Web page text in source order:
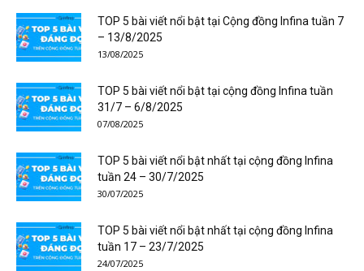
TOP 5 bài viết nổi bật tại Cộng đồng Infina tuần 7
– 13/8/2025
13/08/2025
TOP 5 bài viết nổi bật tại cộng đồng Infina tuần
31/7 – 6/8/2025
07/08/2025
TOP 5 bài viết nổi bật nhất tại cộng đồng Infina
tuần 24 – 30/7/2025
30/07/2025
TOP 5 bài viết nổi bật nhất tại cộng đồng Infina
tuần 17 – 23/7/2025
24/07/2025